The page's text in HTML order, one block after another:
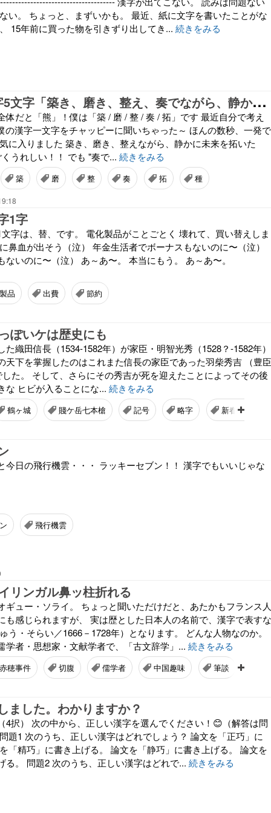
い。 ちょっと、まずいかも。 最近、紙に文字を書いたことがな
15年前に買った物を引きずり出してき... 続きをみる
令
和7年の漢字5文字「築き、磨き、整え、奏でながら、静かに未来を拓いた年」
体だと「熊」！僕は「築 / 磨 / 整 / 奏 / 拓」です 最近自分で考え
の漢字一文字をチャッピーに聞いちゃった～ ほんの数秒、一発で
に入りました 築き、磨き、整えながら、静かに未来を拓いた
うれしい！！ でも "奏で... 続きをみる
築 磨 整 奏 拓 種
1字
字は、替、です。 電化製品がことごとく 壊れて、買い替えしま
鼻血が出そう（泣） 年金生活者でボーナスもないのに〜（泣）
ないのに〜（泣） あ～あ〜。 本当にもう。 あ～あ〜。
品 出費 節約
ぽいケは歴史にも
た織田信長（1534-1582年）が家臣・明智光秀（1528？-1582年）
天下を掌握したのはこれまた信長の家臣であった羽柴秀吉 （豊臣
た。 そして、さらにその秀吉が死を迎えたことによってその後
な ヒビが入ることにな... 続きをみる
鶴ヶ城 賤ケ岳七本槍 記号 略字 新春三が日
今日の飛行機雲・・・ ラッキーセブン！！ 漢字でもいいじゃな
飛行機雲
リンガル鼻ッ柱折れる
ギュー・ソライ。 ちょっと聞いただけだと、あたかもフランス人
も感じられますが、 実は歴とした日本人の名前で、漢字で表すな
う・そらい／1666－1728年）となります。 どんな人物なのか。
学者・思想家・文献学者で、「古文辞学」... 続きをみる
穂事件 切腹 儒学者 中国趣味 筆談
ました。わかりますか？
4択） 次の中から、正しい漢字を選んでください！😊（解答は問
題1 次のうち、正しい漢字はどれでしょう？ 論文を「正巧」に
「精巧」に書き上げる。 論文を「静巧」に書き上げる。 論文を
る。 問題2 次のうち、正しい漢字はどれで... 続きをみる